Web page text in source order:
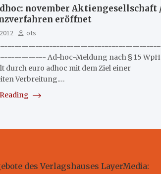
november Aktiengesellschaft
eröffnet
ots
Ad-hoc-Meldung nach § 15
durch euro adhoc mit dem Ziel einer
Verbreitung.…
des Verlagshauses LayerMedia: